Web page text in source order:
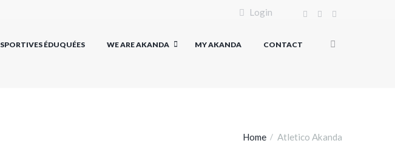
Login
SPORTIVES ÉDUQUÉES WE ARE AKANDA MY AKANDA CONTACT
Home Atletico Akanda